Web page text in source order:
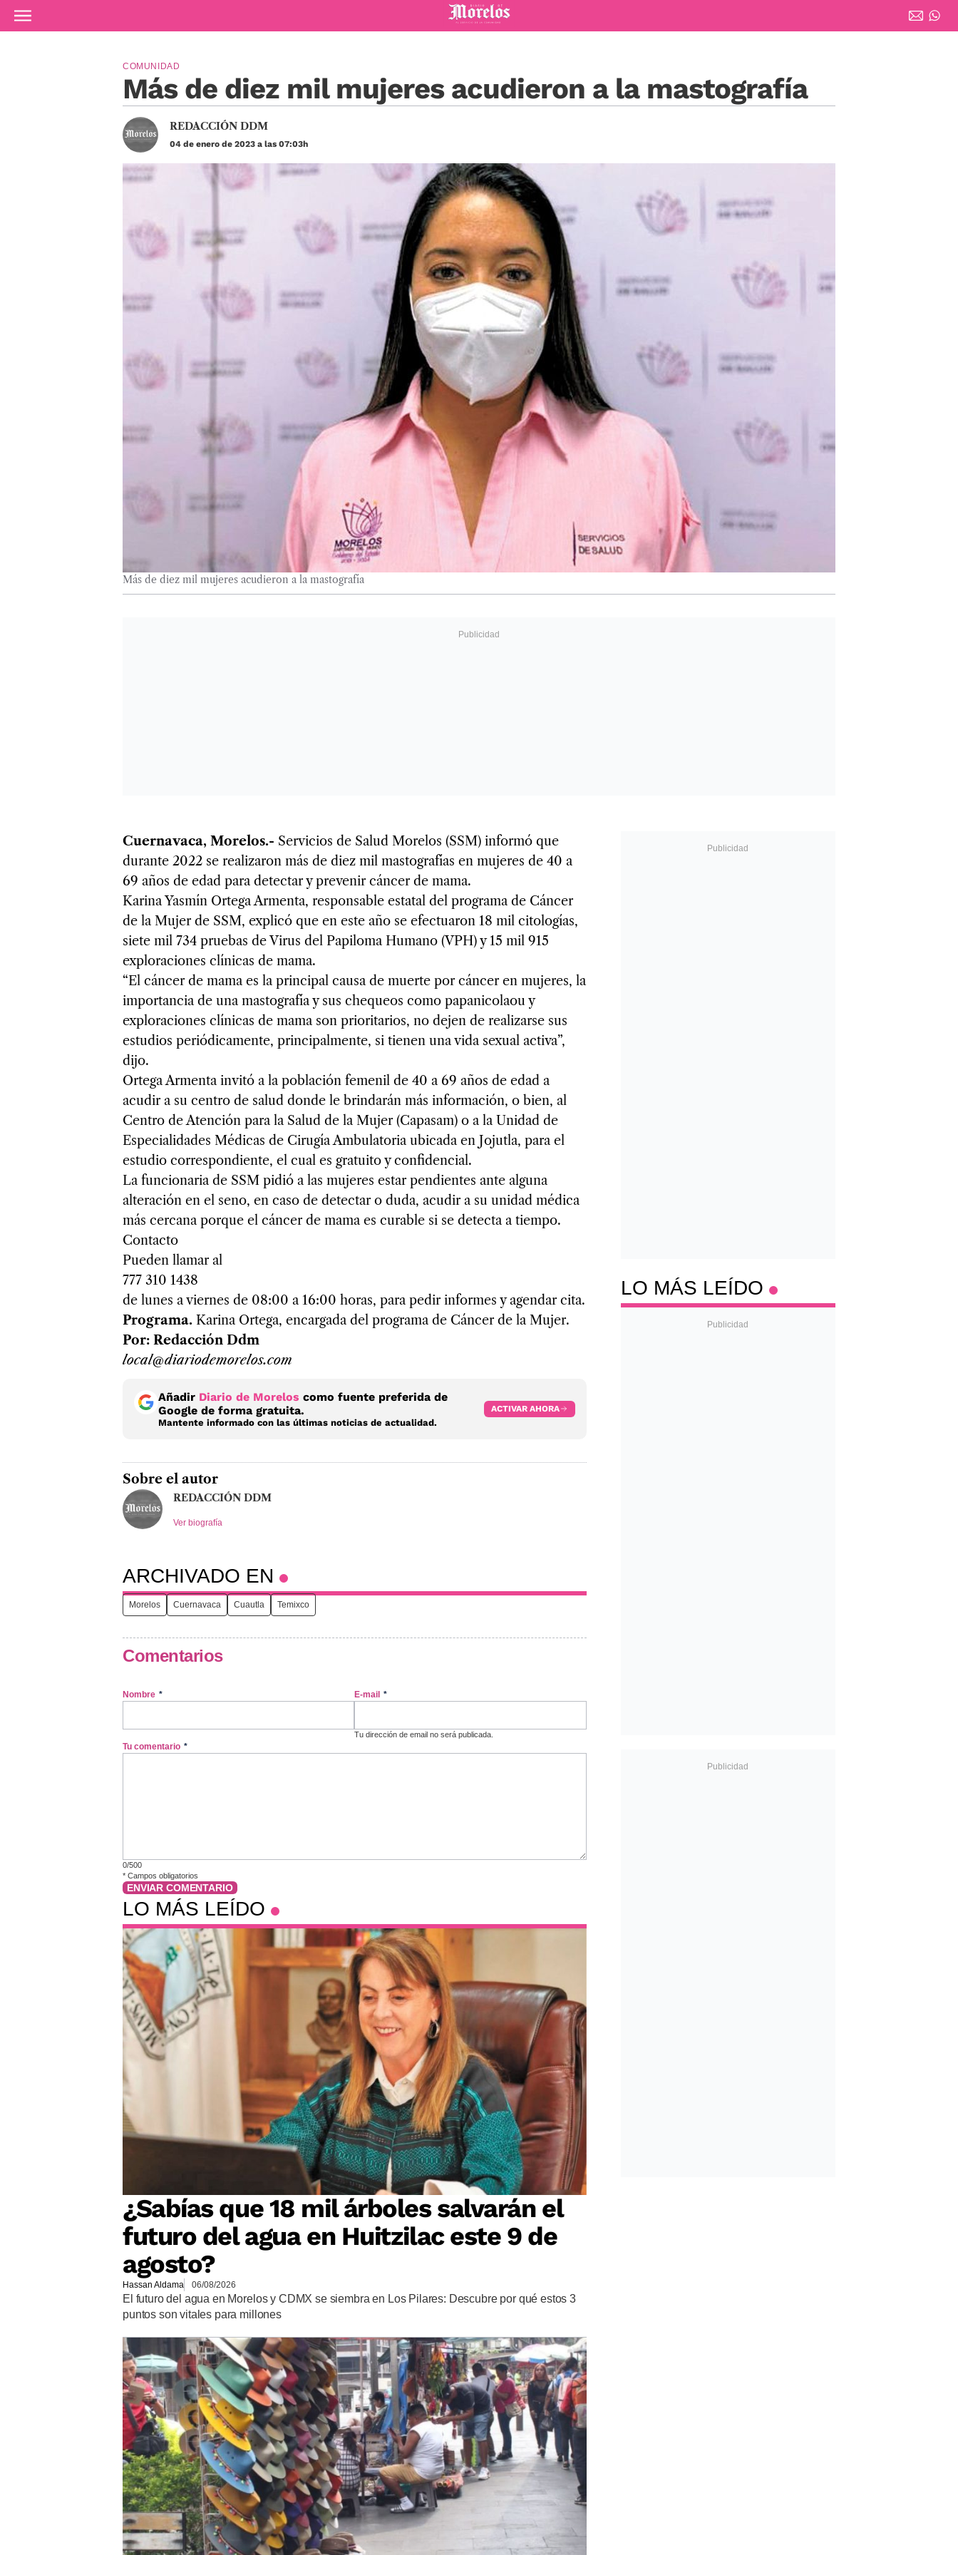
Ir al contenido principal
Diario de Morelos
Más de diez mil mujeres acudieron a la mastografía
COMUNIDAD
REDACCIÓN DDM
04 de enero de 2023 a las 07:03h
Más de diez mil mujeres acudieron a la mastografía
Cuernavaca, Morelos.- Servicios de Salud Morelos (SSM) informó que
durante 2022 se realizaron más de diez mil mastografías en mujeres de 40 a
69 años de edad para detectar y prevenir cáncer de mama.
Karina Yasmín Ortega Armenta, responsable estatal del programa de Cáncer
de la Mujer de SSM, explicó que en este año se efectuaron 18 mil citologías,
siete mil 734 pruebas de Virus del Papiloma Humano (VPH) y 15 mil 915
exploraciones clínicas de mama.
“El cáncer de mama es la principal causa de muerte por cáncer en mujeres, la
importancia de una mastografía y sus chequeos como papanicolaou y
exploraciones clínicas de mama son prioritarios, no dejen de realizarse sus
estudios periódicamente, principalmente, si tienen una vida sexual activa”,
dijo.
Ortega Armenta invitó a la población femenil de 40 a 69 años de edad a
acudir a su centro de salud donde le brindarán más información, o bien, al
Centro de Atención para la Salud de la Mujer (Capasam) o a la Unidad de
Especialidades Médicas de Cirugía Ambulatoria ubicada en Jojutla, para el
estudio correspondiente, el cual es gratuito y confidencial.
La funcionaria de SSM pidió a las mujeres estar pendientes ante alguna
alteración en el seno, en caso de detectar o duda, acudir a su unidad médica
más cercana porque el cáncer de mama es curable si se detecta a tiempo.
Contacto
Pueden llamar al
777 310 1438
de lunes a viernes de 08:00 a 16:00 horas, para pedir informes y agendar cita.
Programa. Karina Ortega, encargada del programa de Cáncer de la Mujer.
Por: Redacción Ddm
local@diariodemorelos.com
Añadir Diario de Morelos como fuente preferida de
Google de forma gratuita.
Mantente informado con las últimas noticias de actualidad.
ACTIVAR AHORA
Sobre el autor
REDACCIÓN DDM
Ver biografía
ARCHIVADO EN
Morelos Cuernavaca Cuautla Temixco
Comentarios
Nombre * E-mail *
Tu dirección de email no será publicada.
Tu comentario *
0/500
* Campos obligatorios
ENVIAR COMENTARIO
LO MÁS LEÍDO
¿Sabías que 18 mil árboles salvarán el
futuro del agua en Huitzilac este 9 de
agosto?
Hassan Aldama 06/08/2026
El futuro del agua en Morelos y CDMX se siembra en Los Pilares: Descubre por qué estos 3
puntos son vitales para millones
LO MÁS LEÍDO